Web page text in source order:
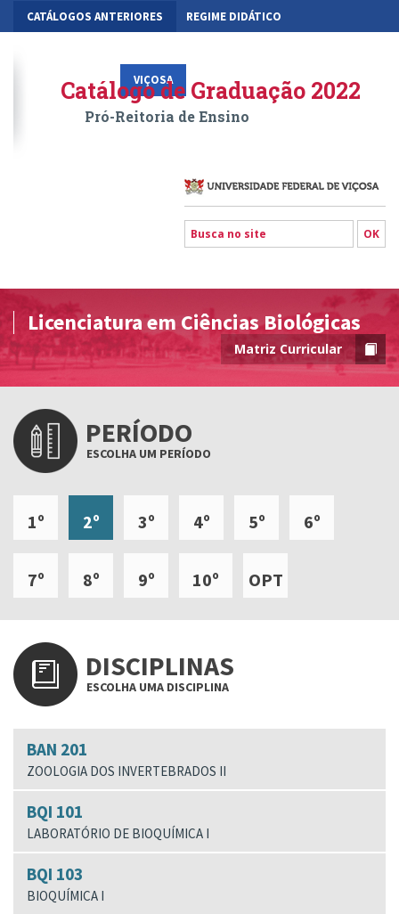
CATÁLOGOS ANTERIORES REGIME DIDÁTICO
VIÇOSA RIO PARANAÍBA FLORESTAL
Catálogo de Graduação 2022
Pró-Reitoria de Ensino
Licenciatura em Ciências Biológicas
Matriz Curricular
PERÍODO
ESCOLHA UM PERÍODO
1º 2º 3º 4º 5º 6º
7º 8º 9º 10º OPT
DISCIPLINAS
ESCOLHA UMA DISCIPLINA
BAN 201
ZOOLOGIA DOS INVERTEBRADOS II
BQI 101
LABORATÓRIO DE BIOQUÍMICA I
BQI 103
BIOQUÍMICA I